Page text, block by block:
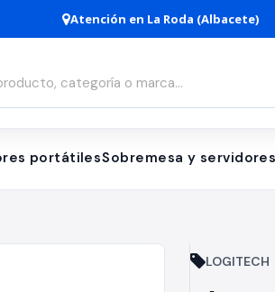
Atención en La Roda (Albacete)
portátilesSobremesa y servidores
LOGITECH